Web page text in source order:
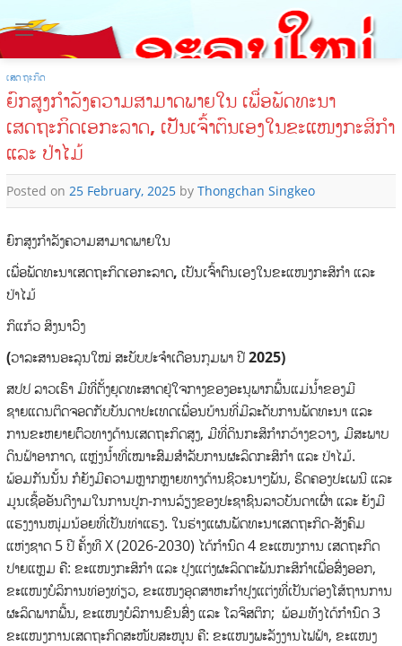
to
content
ເສດຖະກິດ
ຍົກສູງກໍາລັງຄວາມສາມາດພາຍໃນ ເພື່ອພັດທະນາ
ເສດຖະກິດເອກະລາດ, ເປັນເຈົ້າຕົນເອງໃນຂະແໜງກະສິກໍາ
ແລະ ປ່າໄມ້
Posted on 25 February, 2025 by Thongchan Singkeo
ຍົກສູງກໍາລັງຄວາມສາມາດພາຍໃນ
ເພື່ອພັດທະນາເສດຖະກິດເອກະລາດ, ເປັນເຈົ້າຕົນເອງໃນຂະແໜງກະສິກໍາແລະ
ປ່າໄມ້
ກິແກ້ວສິງນາວົງ
(ວາລະສານອະລຸນໃໝ່ ສະບັບປະຈຳເດືອນກຸມພາ ປີ2025)
ສປປ ລາວເຮົາ ມີທີ່ຕັ້ງຍຸດທະສາດຢູ່ໃຈກາງຂອງອະນຸພາກພື້ນແມ່ນໍ້າຂອງມີ
ຊາຍແດນຕິດຈອດກັບບັນດາປະເທດເພື່ອນບ້ານທີ່ມີລະດັບການພັດທະນາ ແລະ
ການຂະຫຍາຍຕົວທາງດ້ານເສດຖະກິດສູງ, ມີທີ່ດິນກະສິກໍາກວ້າງຂວາງ, ມີສະພາບ
ດິນຟ້າອາກາດ, ແຫຼ່ງນໍ້າທີ່ເໝາະສົມສໍາລັບການຜະລິດກະສິກໍາ ແລະ ປ່າໄມ້.
ພ້ອມກັນນັ້ນ ກໍຍັງມີຄວາມຫຼາກຫຼາຍທາງດ້ານຊີວະນາໆພັນ, ຮີດຄອງປະເພນີ ແລະ
ມູນເຊື້ອອັນດີງາມໃນການປູກ-ການລ້ຽງຂອງປະຊາຊົນລາວບັນດາເຜົ່າ ແລະ ຍັງມີ
ແຮງງານໜຸ່ມນ້ອຍທີ່ເປັນທ່າແຮງ. ໃນຮ່າງແຜນພັດທະນາເສດຖະກິດ-ສັງຄົມ
ແຫ່ງຊາດ 5 ປີ ຄັ້ງທີ X (2026-2030) ໄດ້ກໍານົດ 4 ຂະແໜງການ ເສດຖະກິດ
ປາຍແຫຼມ ຄື: ຂະແໜງກະສິກໍາ ແລະ ປຸງແຕ່ງຜະລິດຕະພັນກະສິກໍາເພື່ອສົ່ງອອກ,
ຂະແໜງບໍລິການທ່ອງທ່ຽວ, ຂະແໜງອຸດສາຫະກໍາປຸງແຕ່ງທີ່ເປັນຕ່ອງໂສ້ຖານການ
ຜະລິດພາກພື້ນ, ຂະແໜງບໍລິການຂົນສົ່ງ ແລະ ໂລຈິສຕິກ; ພ້ອມທັງໄດ້ກໍານົດ 3
ຂະແໜງການເສດຖະກິດສະໜັບສະໜູນ ຄື: ຂະແໜງພະລັງງານໄຟຟ້າ, ຂະແໜງ